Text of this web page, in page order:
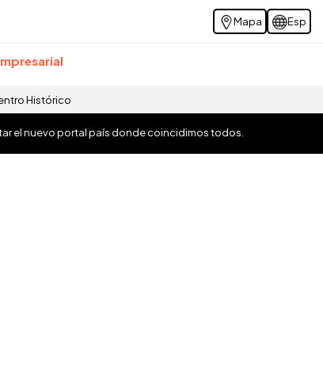
Mapa Esp
Histórico
el nuevo portal país donde coincidimos todos.